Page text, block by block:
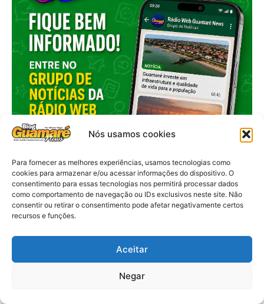
Nós usamos cookies
Para fornecer as melhores experiências, usamos tecnologias como
cookies para armazenar e/ou acessar informações do dispositivo. O
consentimento para essas tecnologias nos permitirá processar dados
como comportamento de navegação ou IDs exclusivos neste site. Não
consentir ou retirar o consentimento pode afetar negativamente certos
recursos e funções.
Aceitar
Negar